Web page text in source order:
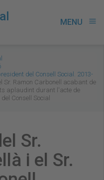
MENU menu
del Consell Social. 2013-
Sr. Ramon Carbonell acabant de
aplaudint durant l'acte de
Consell Social
Sr.
i el Sr.